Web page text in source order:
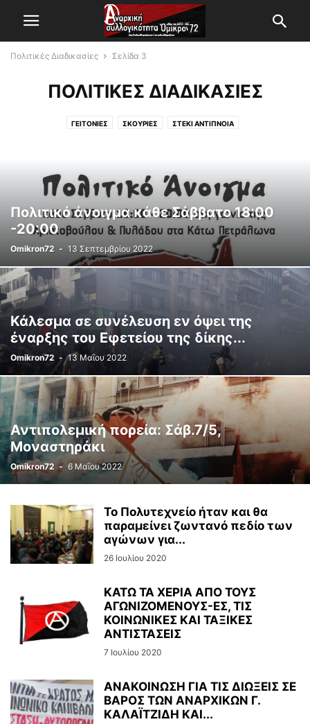
Πολιτικές Διαδικασίες Σελίδα 3
ΠΟΛΙΤΙΚΈΣ ΔΙΑΔΙΚΑΣΊΕΣ
ΓΕΙΤΟΝΙΈΣ ΣΚΟΥΡΙΈΣ ΣΤΈΚΙ ΑΝΤΊΠΝΟΙΑ
Πολιτικό άνοιγμα κάθε Σάββατο 18:00
-20:00
Omikron72 - 13 Σεπτεμβρίου 2022
Κάλεσμα σε συνέλευση εν όψει της
έναρξης του Εφετείου της δίκης...
Omikron72 - 13 Μαΐου 2022
Αντιπολεμική πορεία: Σάβ.7/5,
Μοναστηράκι
Omikron72 - 6 Μαΐου 2022
Το Πολυτεχνείο ήταν και θα
παραμείνει ζωντανό πεδίο των
αγώνων για...
26 Ιουλίου 2020
ΚΑΤΩ ΤΑ ΧΕΡΙΑ ΑΠΟ ΤΟΥΣ
ΑΓΩΝΙΖΟΜΕΝΟΥΣ-ΕΣ, ΤΙΣ
ΚΟΙΝΩΝΙΚΕΣ ΚΑΙ ΤΑΞΙΚΕΣ
ΑΝΤΙΣΤΑΣΕΙΣ
7 Ιουλίου 2020
ΑΝΑΚΟΙΝΩΣΗ ΓΙΑ ΤΙΣ ΔΙΩΞΕΙΣ ΣΕ
ΒΑΡΟΣ ΤΩΝ ΑΝΑΡΧΙΚΩΝ Γ.
ΚΑΛΑΪΤΖΙΔΗ ΚΑΙ...